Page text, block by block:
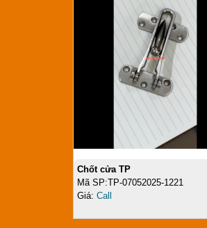
Chốt cửa TP
Mã SP:TP-07052025-1221
Giá:Call